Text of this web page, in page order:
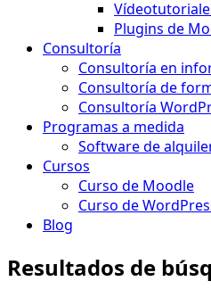
Plugins de
Consultoría
Consultoría en
Consultoría de
Consultoría
Programas a medida
Software de
Cursos
Curso de Moodle
Curso de
Blog
Resultados de